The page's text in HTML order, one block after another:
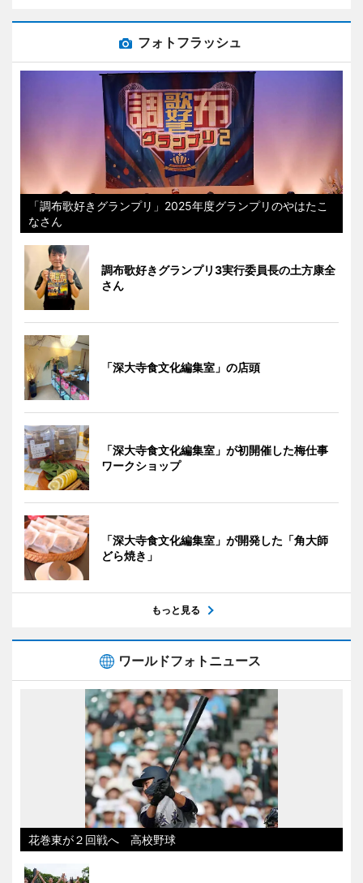
フォトフラッシュ
「調布歌好きグランプリ」2025年度グランプリのやはたこ
なさん
調布歌好きグランプリ3実行委員長の土方康全
さん
「深大寺食文化編集室」の店頭
「深大寺食文化編集室」が初開催した梅仕事
ワークショップ
「深大寺食文化編集室」が開発した「角大師
どら焼き」
もっと見る
ワールドフォトニュース
花巻東が２回戦へ 高校野球